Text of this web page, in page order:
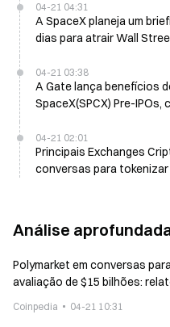
04-21 04:31
A SpaceX planeja um
dias para atrair Wall
04-21 03:38
A Gate lança benefícios
SpaceX(SPCX) Pre-
04-21 02:01
Principais Exchanges
conversas para
Análise
Polymarket em conversas para levantar
avaliação de $15 bilhões:
Coinpedia 04-21 10:31